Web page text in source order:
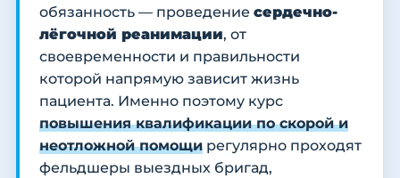
обязанность — проведение сердечно-
лёгочной реанимации, от
своевременности и правильности
которой напрямую зависит жизнь
пациента. Именно поэтому курс
повышения квалификации по скорой и
неотложной помощи регулярно проходят
фельдшеры выездных бригад,